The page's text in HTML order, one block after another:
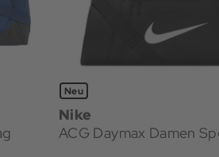
Neu
Nike
ACG Daymax Damen